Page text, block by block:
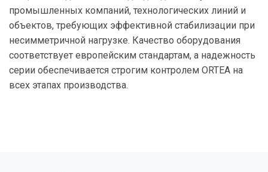
промышленных компаний, технологических линий и
объектов, требующих эффективной стабилизации при
несимметричной нагрузке. Качество оборудования
соответствует европейским стандартам, а надежность
серии обеспечивается строгим контролем ORTEA на
всех этапах производства.